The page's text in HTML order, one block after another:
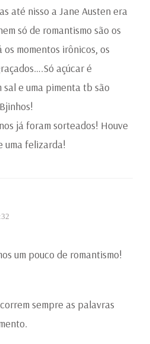
até nisso a Jane Austen era
só de romantismo são os
os momentos irônicos, os
açúcar é
e uma pimenta tb são
já foram sorteados! Houve
uma felizarda!
um pouco de romantismo!
sempre as palavras